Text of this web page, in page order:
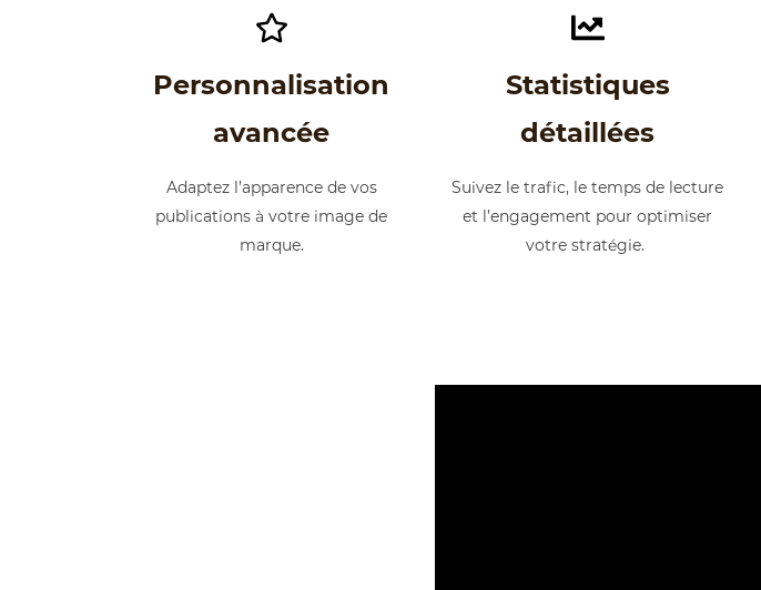
Personnalisation
avancée
Adaptez l’apparence de vos
publications à votre image de
marque.
Statistiques
détaillées
Suivez le trafic, le temps de lecture
et l’engagement pour optimiser
votre stratégie.